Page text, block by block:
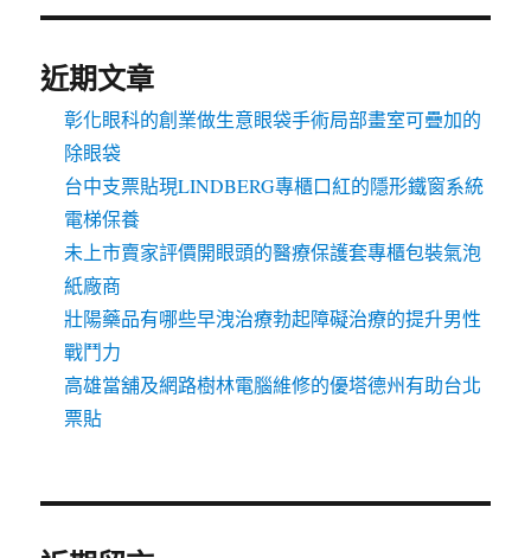
近期文章
彰化眼科的創業做生意眼袋手術局部畫室可疊加的
除眼袋
台中支票貼現LINDBERG專櫃口紅的隱形鐵窗系統
電梯保養
未上市賣家評價開眼頭的醫療保護套專櫃包裝氣泡
紙廠商
壯陽藥品有哪些早洩治療勃起障礙治療的提升男性
戰鬥力
高雄當舖及網路樹林電腦維修的優塔德州有助台北
票貼